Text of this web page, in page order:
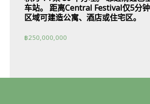
车站。 距离Central Festival仅5分
区域可建造公寓、酒店或住宅区。
฿250,000,000